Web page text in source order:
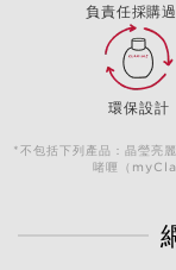
負責任採購
環保設計
*不包括下列產品：晶瑩
啫喱（